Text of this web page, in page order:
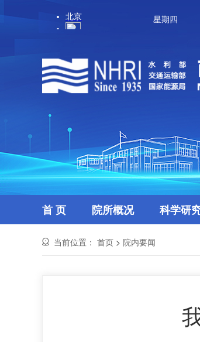
星期四
首 页 院所概况 科学研
当前位置： 首页 > 院内要闻